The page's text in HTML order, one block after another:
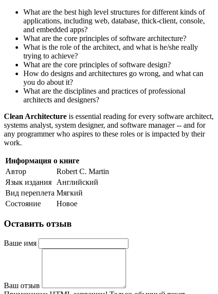
What are the best high level structures for different kinds of
applications, including web, database, thick-client, console,
and embedded apps?
What are the core principles of software architecture?
What is the role of the architect, and what is he/she really
trying to achieve?
What are the core principles of software design?
How do designs and architectures go wrong, and what can
you do about it?
What are the disciplines and practices of professional
architects and designers?
Clean Architecture is essential reading for every software architect,
systems analyst, system designer, and software manager -- and for
any programmer who aspires to these roles or is impacted by their
work.
Информация о книге
Автор
Robert C. Martin
Язык издания
Английский
Вид переплета Мягкий
Состояние
Новое
Оставить отзыв
Ваше имя
Ваш отзыв